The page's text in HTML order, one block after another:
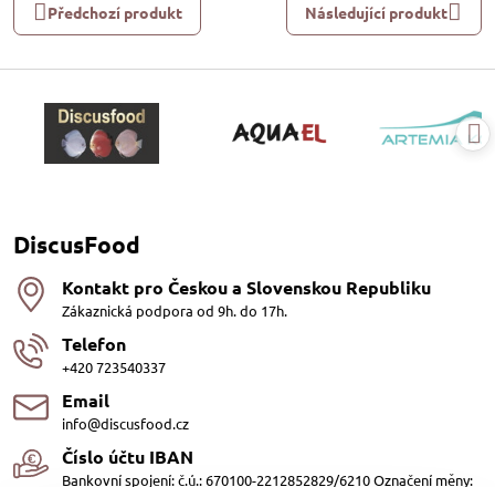
Předchozí produkt Následující produkt
DiscusFood
Kontakt pro Českou a Slovenskou Republiku
Zákaznická podpora od 9h. do 17h.
Telefon
+420 723540337
Email
info@discusfood.cz
Číslo účtu IBAN
Bankovní spojení: č.ú.: 670100-2212852829/6210 Označení měny: